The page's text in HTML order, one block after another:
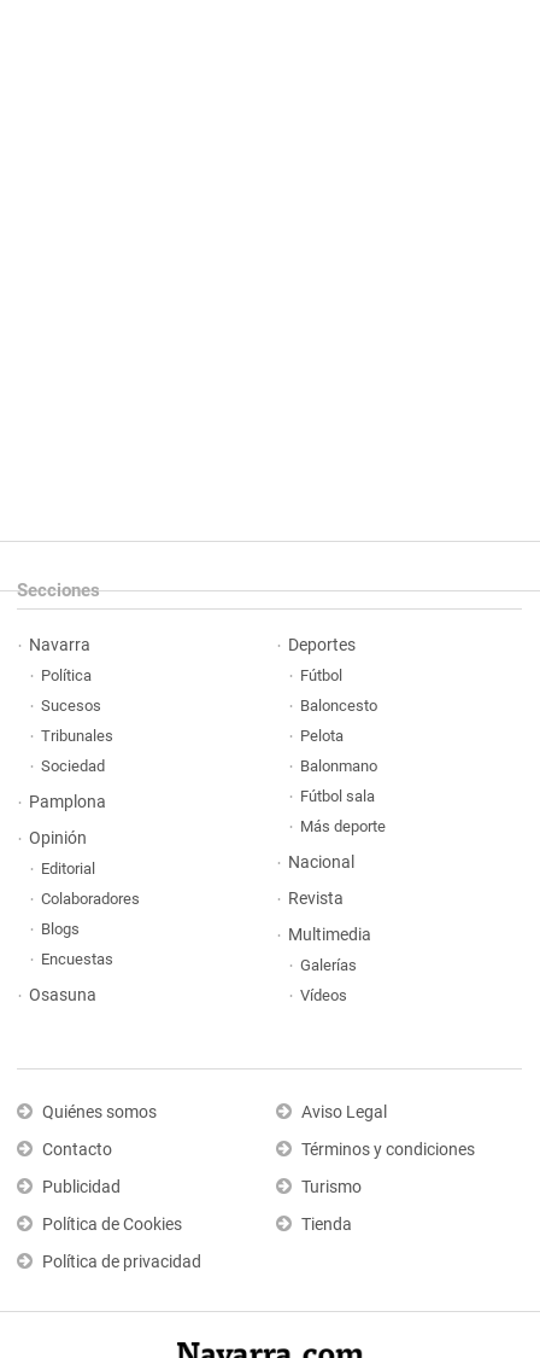
Secciones
Navarra
Política
Sucesos
Tribunales
Sociedad
Pamplona
Opinión
Editorial
Colaboradores
Blogs
Encuestas
Osasuna
Deportes
Fútbol
Baloncesto
Pelota
Balonmano
Fútbol sala
Más deporte
Nacional
Revista
Multimedia
Galerías
Vídeos
Quiénes somos
Contacto
Publicidad
Política de Cookies
Política de privacidad
Aviso Legal
Términos y condiciones
Turismo
Tienda